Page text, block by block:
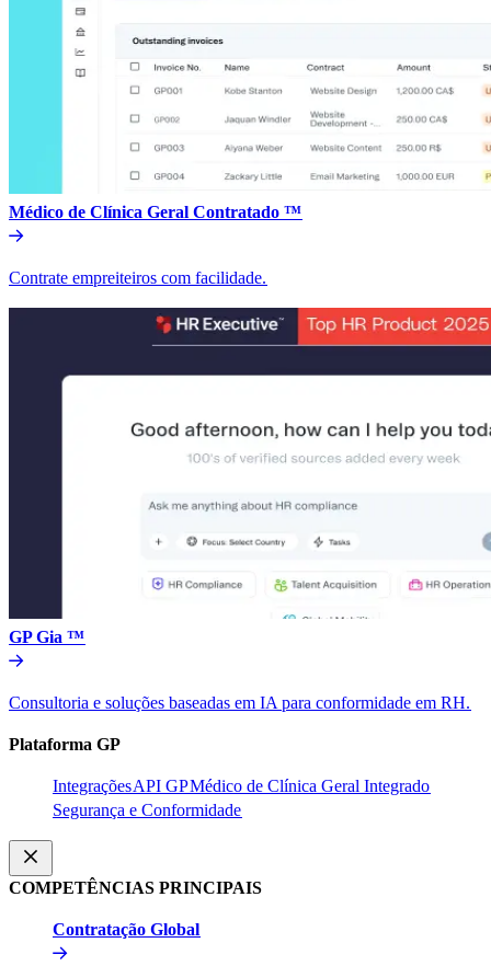
Médico de Clínica Geral Contratado ™​​
Contrate empreiteiros com facilidade.​​
GP Gia ™​​
Consultoria e soluções baseadas em IA para conformidade em RH.​​
Plataforma GP​​
Integrações​​API GP​​Médico de Clínica Geral Integrado​​
Segurança e Conformidade​​
COMPETÊNCIAS PRINCIPAIS​​
Contratação Global​​